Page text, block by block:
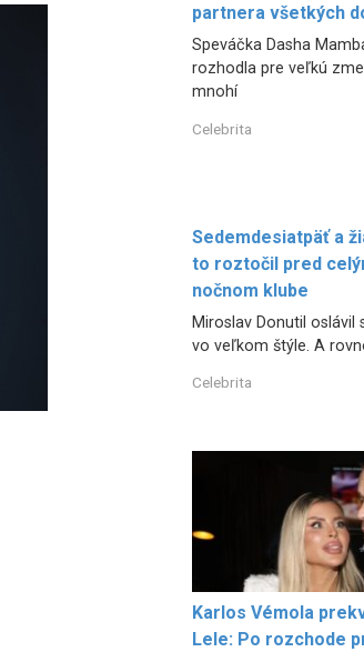
partnera všetkých
Speváčka Dasha
rozhodla pre veľkú
mnohí
Celebrita
Sedemdesiatpäť a
to roztočil pred
nočnom klube
Miroslav Donutil oslávil
vo veľkom štýle. A
Celebrita
Karlos Vémola
Lele: Po rozchode